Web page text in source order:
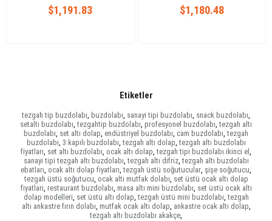
$1,191.83 $1,180.48
Etiketler
tezgah tip buzdolabı, buzdolabı, sanayi tipi buzdolabı, snack buzdolabı,
setaltı buzdolabı, tezgahtip buzdolabı, profesyonel buzdolabı, tezgah altı
buzdolabı, set altı dolap, endüstriyel buzdolabı, cam buzdolabı, tezgah
buzdolabı, 3 kapılı buzdolabı, tezgah altı dolap, tezgah altı buzdolabı
fiyatları, set altı buzdolabı, ocak altı dolap, tezgah tipi buzdolabı ikinci el ,
sanayi tipi tezgah altı buzdolabı, tezgah altı difriz, tezgah altı buzdolabı
ebatları, ocak altı dolap fiyatları, tezgah üstü soğutucular, şişe soğutucu,
tezgah üstü soğutucu, ocak altı mutfak dolabı, set üstü ocak altı dolap
fiyatları, restaurant buzdolabı, masa altı mini buzdolabı, set üstü ocak altı
dolap modelleri, set üstü altı dolap, tezgah üstü mini buzdolabı, tezgah
altı ankastre fırın dolabı, mutfak ocak altı dolap, ankastre ocak altı dolap,
tezgah altı buzdolabı akakçe,